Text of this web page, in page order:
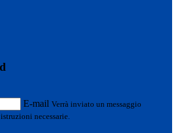
E-mail Verrà inviato un messaggio
necessarie.